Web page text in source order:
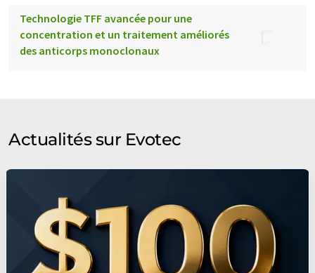
Technologie TFF avancée pour une
concentration et un traitement améliorés
des anticorps monoclonaux
Actualités sur Evotec